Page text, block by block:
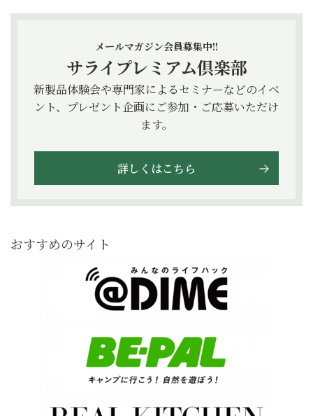
メールマガジン会員募集中!!
サライプレミアム倶楽部
新製品体験会や専門家によるセミナーなどのイベ
ント、プレゼント企画にご参加・ご応募いただけ
ます。
詳しくはこちら
おすすめのサイト